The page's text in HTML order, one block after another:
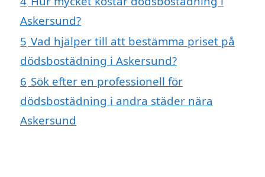
Askersund?
5 Vad hjälper till att bestämma priset på
dödsbostädning i Askersund?
6 Sök efter en professionell för
dödsbostädning i andra städer nära
Askersund